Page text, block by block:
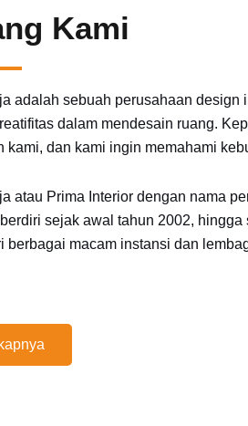
Kami
adalah sebuah perusahaan design
dalam mendesain ruang.
kami, dan kami ingin memahami
atau Prima Interior dengan nama
sejak awal tahun 2002, hingga
berbagai macam instansi dan